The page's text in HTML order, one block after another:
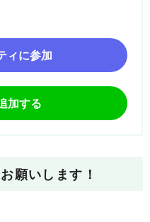
ィに参加
加する
願いします！